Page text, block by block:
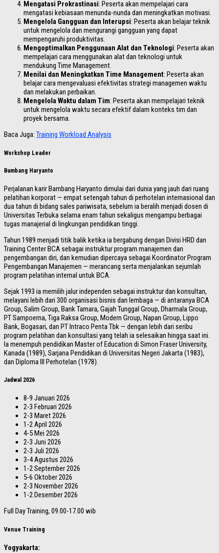
Mengatasi Prokrastinasi: Peserta akan mempelajari cara
mengatasi kebiasaan menunda-nunda dan meningkatkan motivasi.
Mengelola Gangguan dan Interupsi: Peserta akan belajar teknik
untuk mengelola dan mengurangi gangguan yang dapat
mempengaruhi produktivitas.
Mengoptimalkan Penggunaan Alat dan Teknologi: Peserta akan
mempelajari cara menggunakan alat dan teknologi untuk
mendukung Time Management.
Menilai dan Meningkatkan Time Management: Peserta akan
belajar cara mengevaluasi efektivitas strategi managemen waktu
dan melakukan perbaikan.
Mengelola Waktu dalam Tim: Peserta akan mempelajari teknik
untuk mengelola waktu secara efektif dalam konteks tim dan
proyek bersama.
Baca Juga: Training Workload Analysis
Workshop Leader
Bambang Haryanto
Perjalanan karir Bambang Haryanto dimulai dari dunia yang jauh dari ruang
pelatihan korporat — empat setengah tahun di perhotelan internasional dan
dua tahun di bidang sales pariwisata, sebelum ia beralih menjadi dosen di
Universitas Terbuka selama enam tahun sekaligus mengampu berbagai
tugas manajerial di lingkungan pendidikan tinggi.
Tahun 1989 menjadi titik balik ketika ia bergabung dengan Divisi HRD dan
Training Center BCA sebagai instruktur program manajemen dan
pengembangan diri, dan kemudian dipercaya sebagai Koordinator Program
Pengembangan Manajemen — merancang serta menjalankan sejumlah
program pelatihan internal untuk BCA.
Sejak 1993 ia memilih jalur independen sebagai instruktur dan konsultan,
melayani lebih dari 300 organisasi bisnis dan lembaga — di antaranya BCA
Group, Salim Group, Bank Tamara, Gajah Tunggal Group, Dharmala Group,
PT Sampoerna, Tiga Raksa Group, Modern Group, Napan Group, Lippo
Bank, Bogasari, dan PT Intraco Penta Tbk — dengan lebih dari seribu
program pelatihan dan konsultasi yang telah ia selesaikan hingga saat ini.
Ia menempuh pendidikan Master of Education di Simon Fraser University,
Kanada (1989), Sarjana Pendidikan di Universitas Negeri Jakarta (1983),
dan Diploma III Perhotelan (1978).
Jadwal 2026
8-9 Januari 2026
2-3 Februari 2026
2-3 Maret 2026
1-2 April 2026
4-5 Mei 2026
2-3 Juni 2026
2-3 Juli 2026
3-4 Agustus 2026
1-2 September 2026
5-6 Oktober 2026
2-3 November 2026
1-2 Desember 2026
Full Day Training, 09.00-17.00 wib
Venue Training
Yogyakarta: